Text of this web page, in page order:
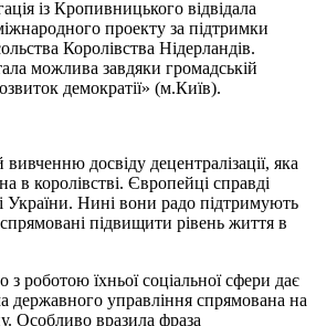
із Кропивницького відвідала
проекту за підтримки
Королівства Нідерландів.
можлива завдяки громадській
демократії» (м.Київ).
досвіду децентралізації, яка
в королівстві. Європейці справді
України. Нині вони радо підтримують
спрямовані підвищити рівень життя в
з роботою їхньої соціальної сфери дає
державного управління спрямована на
Особливо вразила фраза